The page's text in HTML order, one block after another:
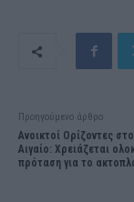
Προηγούμενο άρθρο
Ανοικτοί Ορίζοντες
Αιγαίο: Χρειάζεται
πρόταση για το